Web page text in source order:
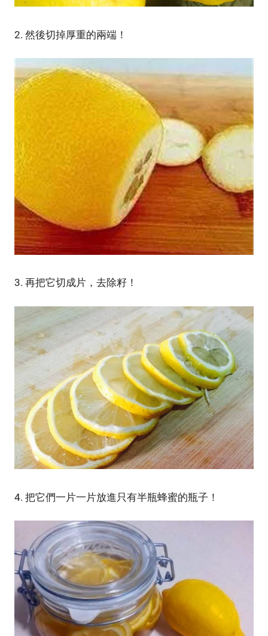
2. 然後切掉厚重的兩端！
3. 再把它切成片，去除籽！
4. 把它們一片一片放進只有半瓶蜂蜜的瓶子！